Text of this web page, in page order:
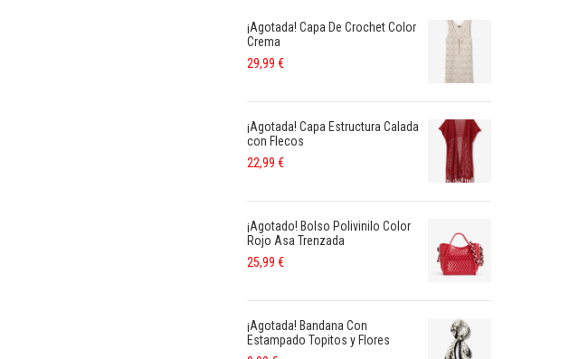
¡Agotada! Capa De Crochet Color
Crema
29,99 €
¡Agotada! Capa Estructura Calada
con Flecos
22,99 €
¡Agotado! Bolso Polivinilo Color
Rojo Asa Trenzada
25,99 €
¡Agotada! Bandana Con
Estampado Topitos y Flores